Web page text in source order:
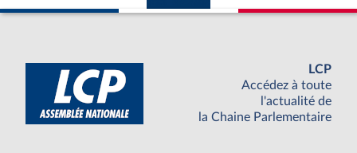
LCP
Accédez à toute
l'actualité de
la Chaine Parlementaire